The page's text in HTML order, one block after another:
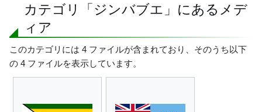
カテゴリ「ジンバブエ」にあるメデ
ィア
このカテゴリには 4 ファイルが含まれており、そのうち以下
の 4 ファイルを表示しています。